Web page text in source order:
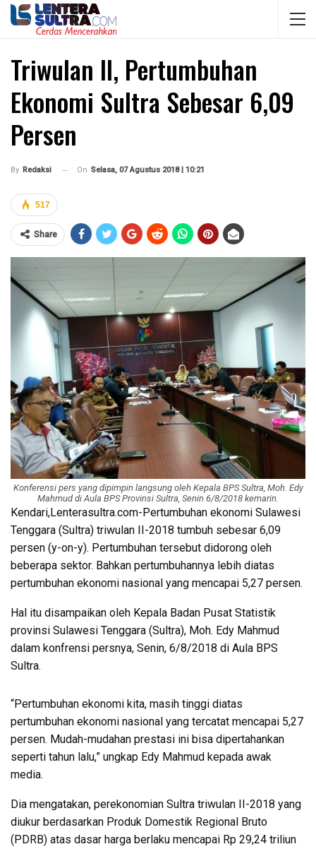
Triwulan II, Pertumbuhan
Ekonomi Sultra Sebesar 6,09
Persen
By Redaksi On Selasa, 07 Agustus 2018 | 10:21
517
Share
Konferensi pers yang dipimpin langsung oleh Kepala BPS Sultra, Moh. Edy
Mahmud di Aula BPS Provinsi Sultra, Senin 6/8/2018 kemarin.
Kendari,Lenterasultra.com-Pertumbuhan ekonomi Sulawesi
Tenggara (Sultra) triwulan II-2018 tumbuh sebesar 6,09
persen (y-on-y). Pertumbuhan tersebut didorong oleh
beberapa sektor. Bahkan pertumbuhannya lebih diatas
pertumbuhan ekonomi nasional yang mencapai 5,27 persen.
Hal itu disampaikan oleh Kepala Badan Pusat Statistik
provinsi Sulawesi Tenggara (Sultra), Moh. Edy Mahmud
dalam konfrensi persnya, Senin, 6/8/2018 di Aula BPS
Sultra.
“Pertumbuhan ekonomi kita, masih tinggi diatas
pertumbuhan ekonomi nasional yang tercatat mencapai 5,27
persen. Mudah-mudahan prestasi ini bisa dipertahankan
seperti tahun lalu,” ungkap Edy Mahmud kepada awak
media.
Dia mengatakan, perekonomian Sultra triwulan II-2018 yang
diukur berdasarkan Produk Domestik Regional Bruto
(PDRB) atas dasar harga berlaku mencapai Rp 29,24 triliun